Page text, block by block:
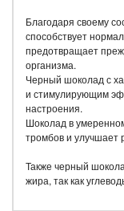
Благодаря своему
способствует
предотвращает
организма.
Черный шоколад с
и стимулирующим
настроения.
Шоколад в
тромбов и улучшает
Также черный
жира, так как